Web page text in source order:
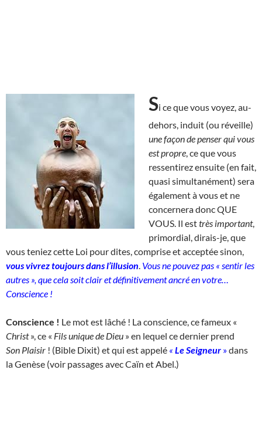
Si ce que vous voyez, au-
dehors, induit (ou réveille)
une façon de penser qui vous
est propre , ce que vous
ressentirez ensuite (en fait,
quasi simultanément) sera
également à vous et ne
concernera donc QUE
VOUS. Il esttrès important,
primordial, dirais-je, que
vous teniez cette Loi pour dites, comprise et acceptée sinon,
vous vivrez toujours dans l’illusion Vous ne pouvez pas « sentir les
autres », que cela soit clair et définitivement ancré en votre…
Conscience !
Conscience ! Le mot est lâché ! La conscience, ce fameux «
Christ», ce « Fils unique de Dieu » en lequel ce dernier prend
Son Plaisir ! (Bible Dixit) et qui est appelé « Le Seigneur »dans
la Genèse (voir passages avec Caïn et Abel.)